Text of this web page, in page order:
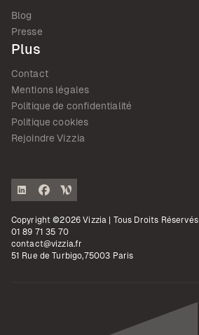
Blog
Presse
Plus
Contact
Mentions légales
Politique de confidentialité
Politique cookies
Rejoindre Vizzia
Copyright ©2026 Vizzia | Tous Droits Réservés
01 89 71 35 70
contact@vizzia.fr
51 Rue de Turbigo,75003 Paris